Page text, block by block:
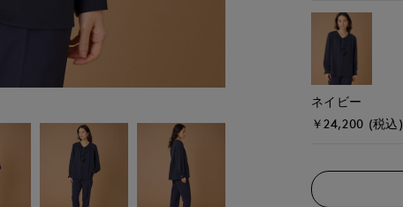
ネイビー
￥24,200 (税込)